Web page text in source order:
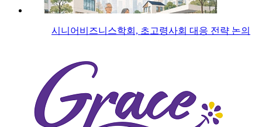
시니어비즈니스학회, 초고령사회 대응 전략 논의